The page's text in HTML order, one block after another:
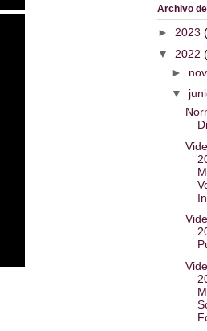
Archivo
► 2023
▼ 2022
►
▼